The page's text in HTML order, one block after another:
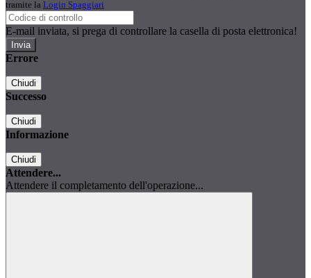
tramite la Login Spaggiari
E-mail inviata, si prega di controllare la casella di posta elettronica!
Errore
Chiudi
Successo
Chiudi
Informazione
Chiudi
Attendere...
Attendere il completamento dell'operazione...